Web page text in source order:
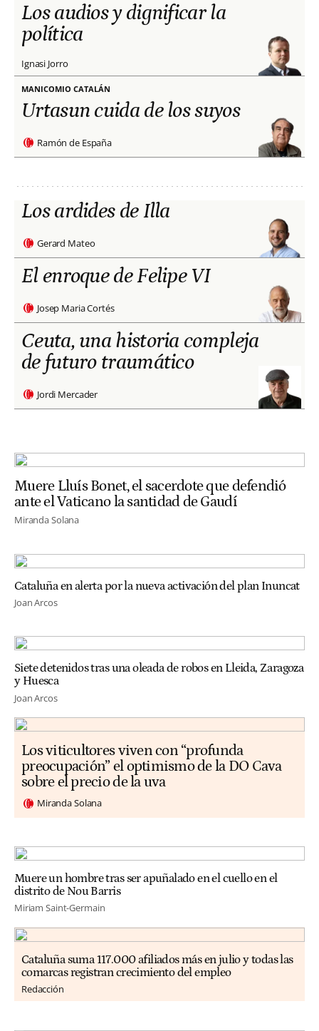
Los audios y dignificar la
política
Ignasi Jorro
MANICOMIO CATALÁN
Urtasun cuida de los suyos
Ramón de España
Los ardides de Illa
Gerard Mateo
El enroque de Felipe VI
Josep Maria Cortés
Ceuta, una historia compleja
de futuro traumático
Jordi Mercader
Muere Lluís Bonet, el sacerdote que defendió
ante el Vaticano la santidad de Gaudí
Miranda Solana
Cataluña en alerta por la nueva activación del plan Inuncat
Joan Arcos
Siete detenidos tras una oleada de robos en Lleida, Zaragoza
y Huesca
Joan Arcos
Los viticultores viven con “profunda
preocupación” el optimismo de la DO Cava
sobre el precio de la uva
Miranda Solana
Muere un hombre tras ser apuñalado en el cuello en el
distrito de Nou Barris
Miriam Saint-Germain
Cataluña suma 117.000 afiliados más en julio y todas las
comarcas registran crecimiento del empleo
Redacción